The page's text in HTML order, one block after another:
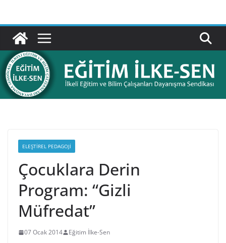
content
ELEŞTIREL PEDAGOJI
Çocuklara Derin
Program: “Gizli
Müfredat”
07 Ocak 2014 Eğitim İlke-Sen